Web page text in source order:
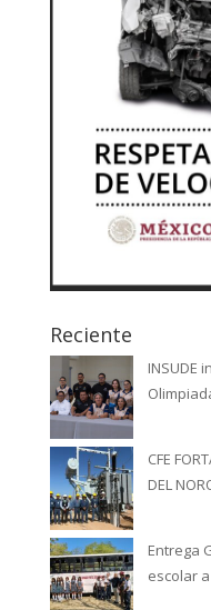
Reciente
INSUDE
CFE
DEL
Entrega
escolar